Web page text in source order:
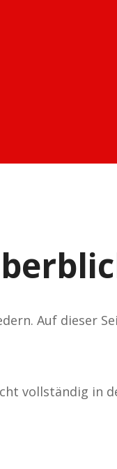
Auf dieser
vollständig in